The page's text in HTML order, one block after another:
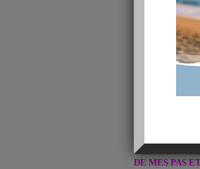
Coucou les
Destination
Ce sera repos
la nature et
DE MES PAS